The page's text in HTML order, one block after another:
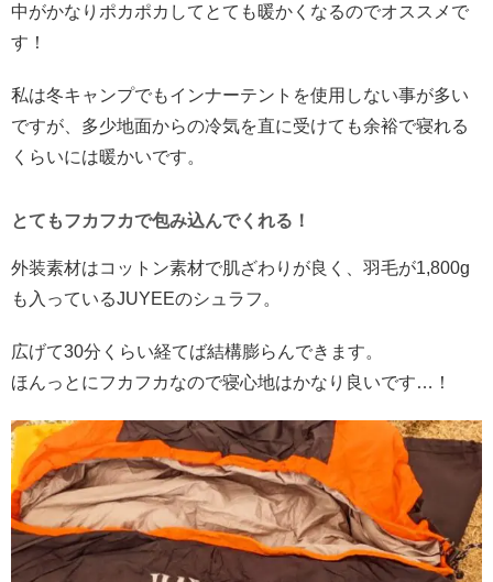
中がかなりポカポカしてとても暖かくなるのでオススメで
す！
私は冬キャンプでもインナーテントを使用しない事が多い
ですが、多少地面からの冷気を直に受けても余裕で寝れる
くらいには暖かいです。
とてもフカフカで包み込んでくれる！
外装素材はコットン素材で肌ざわりが良く、羽毛が1,800g
も入っているJUYEEのシュラフ。
広げて30分くらい経てば結構膨らんできます。
ほんっとにフカフカなので寝心地はかなり良いです…！